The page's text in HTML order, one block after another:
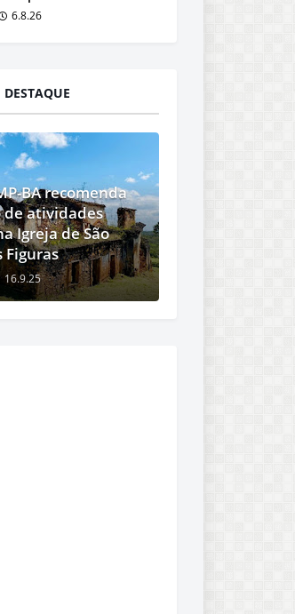
6.8.26
BA recomenda
de atividades
Igreja de São
Figuras
16.9.25